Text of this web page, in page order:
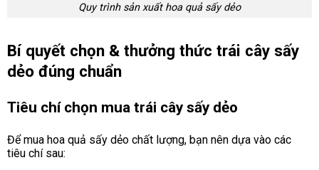
Quy trình sản xuất hoa quả sấy dẻo
Bí quyết chọn & thưởng thức trái cây sấy
dẻo đúng chuẩn
Tiêu chí chọn mua trái cây sấy dẻo
Để mua hoa quả sấy dẻo chất lượng, bạn nên dựa vào các
tiêu chí sau: